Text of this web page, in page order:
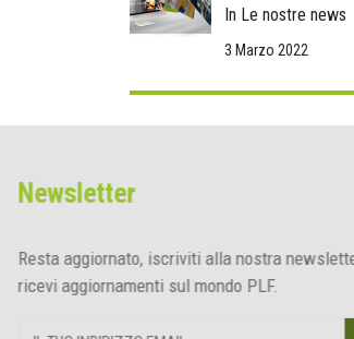
In Le nostre news
3 Marzo 2022
Newsletter
Resta aggiornato, iscriviti alla nostra
ricevi aggiornamenti sul mondo PLF.